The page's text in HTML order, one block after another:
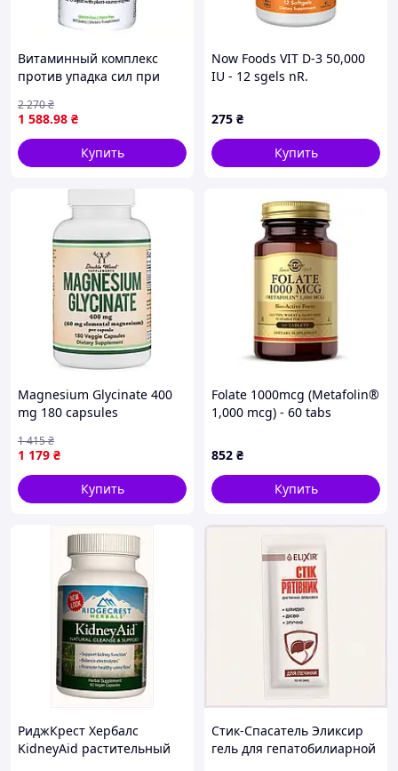
Витаминный комплекс
против упадка сил при
1535P75BA9
1 588.98 ₴
2 270₴
Купить
Now Foods VIT D-3 50,000
IU - 12 sgels nR.
275 ₴
Купить
Magnesium Glycinate 400
mg 180 capsules
1 179 ₴
1 415₴
Купить
Folate 1000mcg (Metafolin®
1,000 mcg) - 60 tabs
852 ₴
Купить
РиджКрест Хербалс
KidneyAid растительный
Стик-Спасатель Эликсир
гель для гепатобилиарной